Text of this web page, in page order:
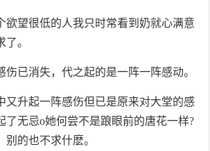
欲望很低的人我只时常看到奶就心满意
。
伤已消失，代之起的是一阵一阵感动。
又升起一阵感伤但已是原来对大堂的感
了无忌o她何尝不是踉眼前的唐花一样?
的也不求什麽。